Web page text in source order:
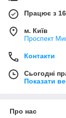
Працює з
м. Київ
Проспект
Контакти
Сьогодні
Показати
Про нас